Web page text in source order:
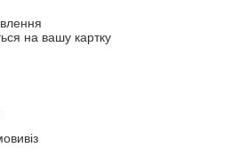
на вашу картку